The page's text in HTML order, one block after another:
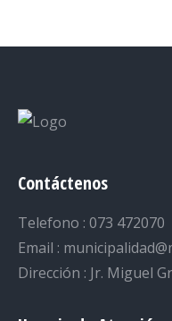
Contáctenos
Telefono : 073 472070
Email :
Dirección : Jr. Miguel